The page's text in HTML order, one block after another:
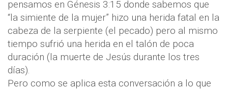
pensamos en Génesis 3:15 donde sabemos que
“la simiente de la mujer” hizo una herida fatal en la
cabeza de la serpiente (el pecado) pero al mismo
tiempo sufrió una herida en el talón de poca
duración (la muerte de Jesús durante los tres
días).
Pero como se aplica esta conversación a lo que